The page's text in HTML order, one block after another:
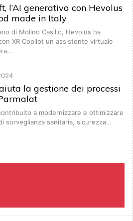
l’AI generativa con Hevolus
made in Italy
di Molino Casillo, Hevolus ha
XR Copilot un assistente virtuale
la gestione dei processi
a modernizzare e ottimizzare
sorveglianza sanitaria, sicurezza…